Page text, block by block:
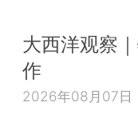
大西洋观察
作
2026年08月07日